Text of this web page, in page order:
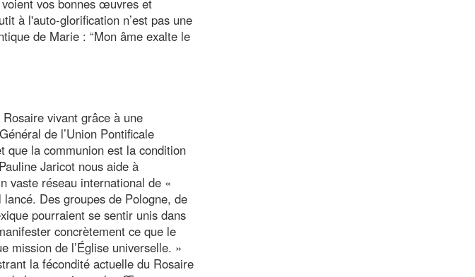
vos bonnes œuvres et
à l'auto-glorification n’est pas une
de Marie : “Mon âme exalte le
vivant grâce à une
de l’Union Pontificale
que la communion est la condition
Jaricot nous aide à
vaste réseau international de «
Des groupes de Pologne, de
pourraient se sentir unis dans
concrètement ce que le
mission de l’Église universelle. »
la fécondité actuelle du Rosaire